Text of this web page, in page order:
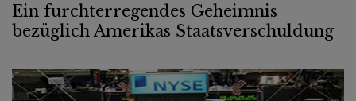
Ein furchterregendes Geheimnis
bezüglich Amerikas Staatsverschuldung